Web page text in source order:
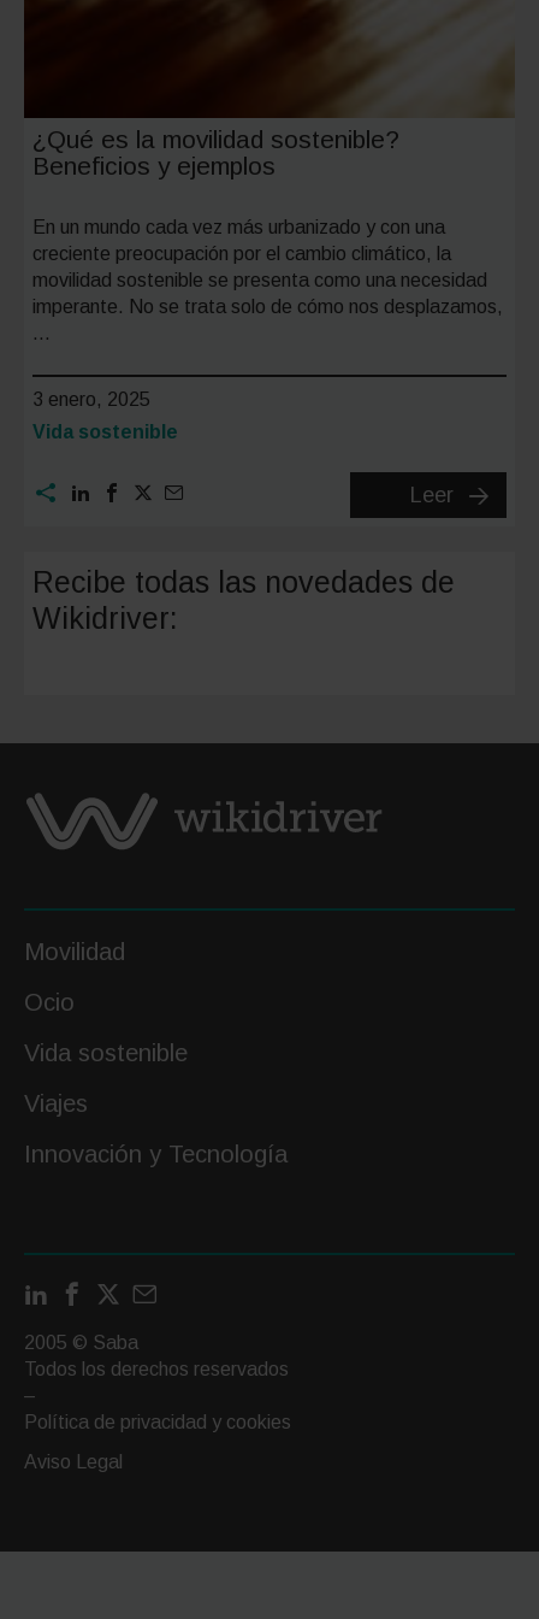
¿Qué es la movilidad sostenible?
Beneficios y ejemplos
En un mundo cada vez más urbanizado y con una
creciente preocupación por el cambio climático, la
movilidad sostenible se presenta como una necesidad
imperante. No se trata solo de cómo nos desplazamos,
…
3 enero, 2025
Categoría:
Vida sostenible
Leer
¿Qué
Recibe todas las novedades de
Wikidriver:
Movilidad
Ocio
Vida sostenible
Viajes
Innovación y Tecnología
LinkedIn
FacebookContactar
email
2005 © Saba
Todos los derechos reservados
–
Política de privacidad y cookies
Aviso Legal